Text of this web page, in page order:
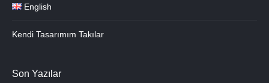
English
Kendi Tasarımım Takılar
Son Yazılar